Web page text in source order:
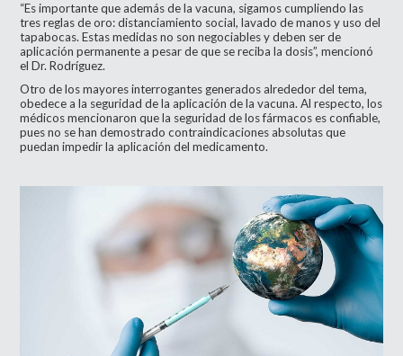
“Es importante que además de la vacuna, sigamos cumpliendo las
tres reglas de oro: distanciamiento social, lavado de manos y uso del
tapabocas. Estas medidas no son negociables y deben ser de
aplicación permanente a pesar de que se reciba la dosis”, mencionó
el Dr. Rodríguez.
Otro de los mayores interrogantes generados alrededor del tema,
obedece a la seguridad de la aplicación de la vacuna. Al respecto, los
médicos mencionaron que la seguridad de los fármacos es confiable,
pues no se han demostrado contraindicaciones absolutas que
puedan impedir la aplicación del medicamento.